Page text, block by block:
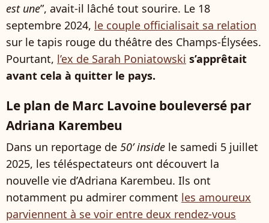
est une”, avait-il lâché tout sourire. Le 18
septembre 2024, le couple officialisait sa relation
sur le tapis rouge du théâtre des Champs-Élysées.
Pourtant, l’ex de Sarah Poniatowski s’apprêtait
avant cela à quitter le pays.
Le plan de Marc Lavoine bouleversé par
Adriana Karembeu
Dans un reportage de 50’ inside le samedi 5 juillet
2025, les téléspectateurs ont découvert la
nouvelle vie d’Adriana Karembeu. Ils ont
notamment pu admirer comment les amoureux
parviennent à se voir entre deux rendez-vous